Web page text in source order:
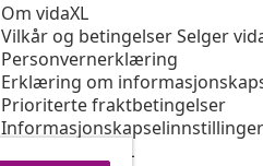
Om vidaXL
Vilkår og betingelser Selger
Personvernerklæring
Erklæring om
Prioriterte fraktbetingelser
Informasjonskapselinnstillinger
Jobbe for vidaXL